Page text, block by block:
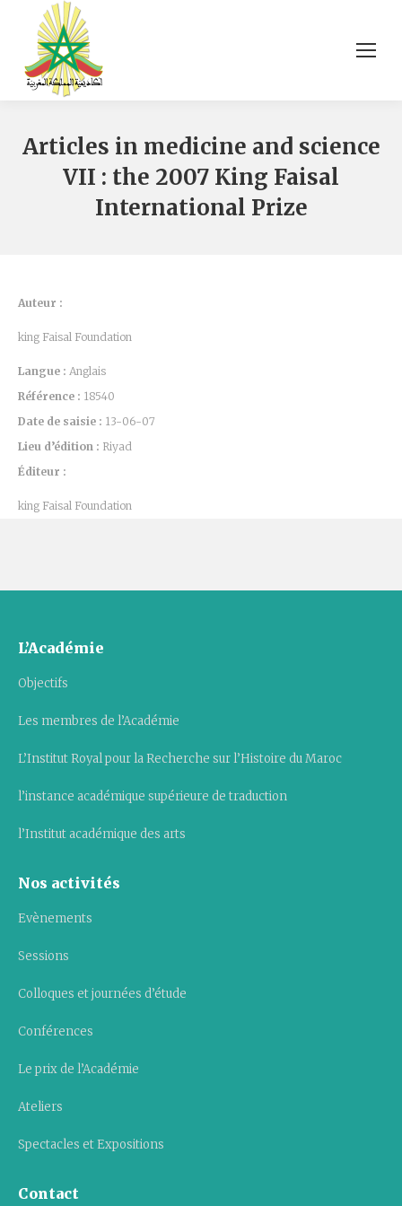
Articles in medicine and science
VII : the 2007 King Faisal
International Prize
Auteur :
king Faisal Foundation
Langue : Anglais
Référence : 18540
Date de saisie : 13-06-07
Lieu d’édition : Riyad
Éditeur :
king Faisal Foundation
L’Académie
Objectifs
Les membres de l’Académie
L’Institut Royal pour la Recherche sur l’Histoire du Maroc
l’instance académique supérieure de traduction
l’Institut académique des arts
Nos activités
Evènements
Sessions
Colloques et journées d’étude
Conférences
Le prix de l’Académie
Ateliers
Spectacles et Expositions
Contact